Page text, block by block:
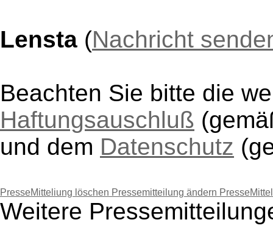
Lensta (Nachricht
Beachten Sie bitte die
Haftungsauschluß
und dem Datenschutz
PresseMitteliung löschen Pressemitteilung ändern
Weitere